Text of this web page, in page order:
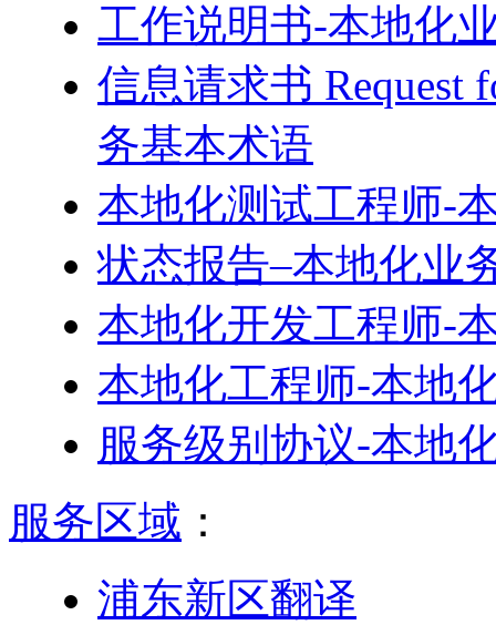
工作说明书-本地化
信息请求书 Request
务基本术语
本地化测试工程师-
状态报告–本地化业
本地化开发工程师-
本地化工程师-本地
服务级别协议-本地
服务区域 ：
浦东新区翻译